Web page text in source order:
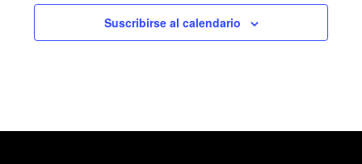
Suscribirse al calendario